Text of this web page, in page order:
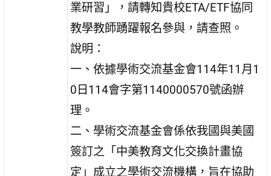
業研習」，請轉知貴校ETA/ETF協同
教學教師踴躍報名參與，請查照。
說明：
一、依據學術交流基金會114年11月1
0日114會字第1140000570號函辦
理。
二、學術交流基金會係依我國與美國
簽訂之「中美教育文化交換計畫協
定」成立之學術交流機構，旨在協助